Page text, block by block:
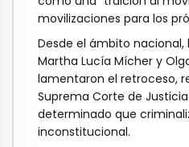
movilizaciones para los
Desde el ámbito nacional,
Martha Lucía Mícher y
lamentaron el retroceso,
Suprema Corte de
determinado que
inconstitucional.